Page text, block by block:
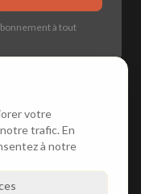
à tout
•
votre
trafic. En
à notre